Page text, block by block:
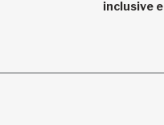
inclusive